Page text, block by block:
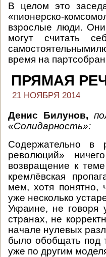
В целом это
«пионерско-
взрослые люди.
могут считать
время на
ПРЯМАЯ
21 НОЯБРЯ 2014
Денис Билунов,
«Солидарность»:
Содержательно в
революций»
возвращение к
кремлёвская
мем, хотя понятно,
уже несколько
Украине, не
странах, не
начале нулевых
было обобщать под
уже по другим